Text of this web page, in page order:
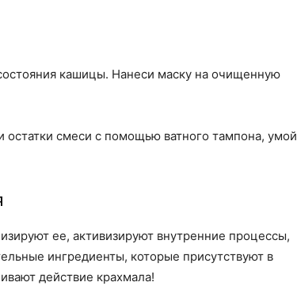
кашицы. Нанеси маску на очищенную
смеси с помощью ватного тампона, умой
ее, активизируют внутренние процессы,
ингредиенты, которые присутствуют в
действие крахмала!